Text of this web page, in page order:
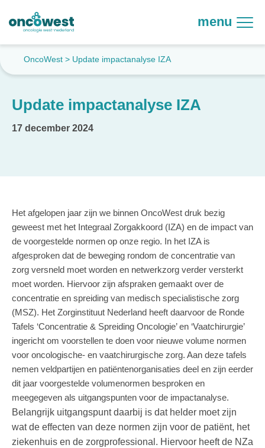
menu
OncoWest > Update impactanalyse IZA
Update impactanalyse IZA
17 december 2024
Het afgelopen jaar zijn we binnen OncoWest druk bezig
geweest met het Integraal Zorgakkoord (IZA) en de impact van
de voorgestelde normen op onze regio. In het IZA is
afgesproken dat de beweging rondom de concentratie van
zorg versneld moet worden en netwerkzorg verder versterkt
moet worden. Hiervoor zijn afspraken gemaakt over de
concentratie en spreiding van medisch specialistische zorg
(MSZ). Het Zorginstituut Nederland heeft daarvoor de Ronde
Tafels ‘Concentratie & Spreiding Oncologie’ en ‘Vaatchirurgie’
ingericht om voorstellen te doen voor nieuwe volume normen
voor oncologische- en vaatchirurgische zorg. Aan deze tafels
nemen veldpartijen en patiëntenorganisaties deel en zijn eerder
dit jaar voorgestelde volumenormen besproken en
meegegeven als uitgangspunten voor de impactanalyse.
Belangrijk uitgangspunt daarbij is dat helder moet zijn
wat de effecten van deze normen zijn voor de patiënt, het
ziekenhuis en de zorgprofessional. Hiervoor heeft de NZa